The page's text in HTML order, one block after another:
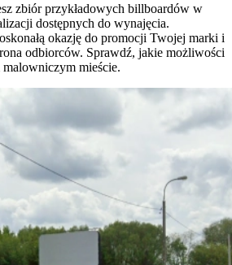
zbiór przykładowych billboardów w
dostępnych do wynajęcia.
okazję do promocji Twojej marki i
odbiorców. Sprawdź, jakie możliwości
mieście.